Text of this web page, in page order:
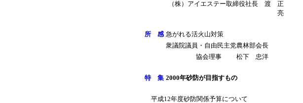
（株）アイエステー取締役社長 渡 正
亮
所 感 急がれる活火山対策
衆議院議員・自由民主党農林部会長
協会理事
松下 忠洋
特 集 2000年砂防が目指すもの
平成12年度砂防関係予算について